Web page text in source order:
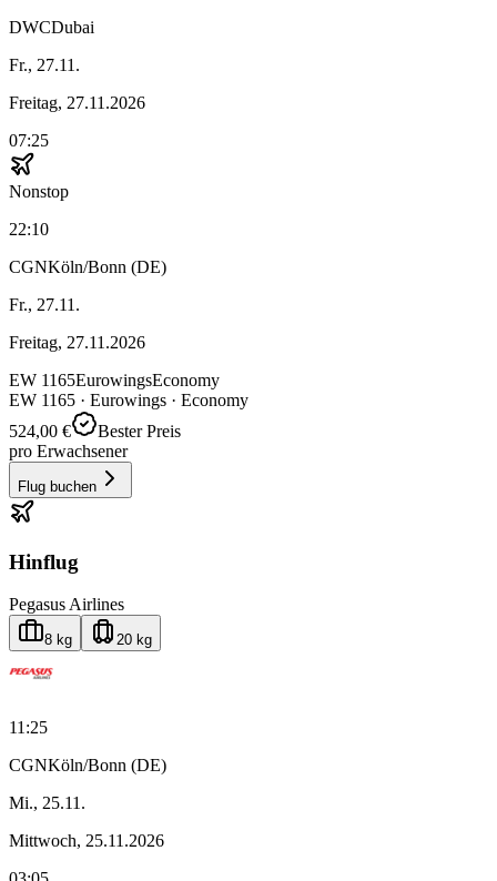
DWCDubai
Fr., 27.11.
Freitag, 27.11.2026
07:25
Nonstop
22:10
CGNKöln/Bonn (DE)
Fr., 27.11.
Freitag, 27.11.2026
EW 1165EurowingsEconomy
EW 1165 · Eurowings · Economy
524,00 €
Bester Preis
pro Erwachsener
Flug buchen
Hinflug
Pegasus Airlines
8 kg 20 kg
11:25
CGNKöln/Bonn (DE)
Mi., 25.11.
Mittwoch, 25.11.2026